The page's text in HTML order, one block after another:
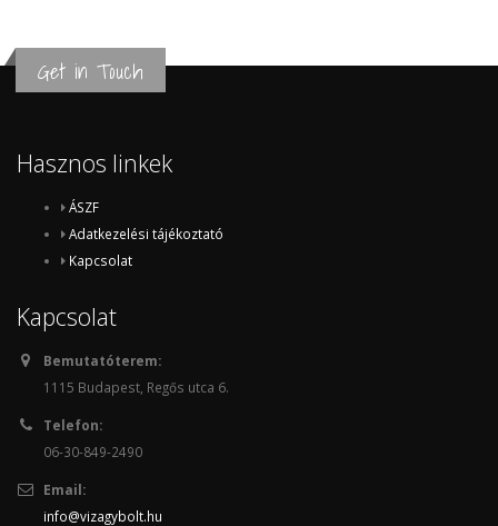
Get in Touch
Hasznos linkek
ÁSZF
Adatkezelési tájékoztató
Kapcsolat
Kapcsolat
Bemutatóterem:
1115 Budapest, Regős utca 6.
Telefon:
06-30-849-2490
Email:
info@vizagybolt.hu